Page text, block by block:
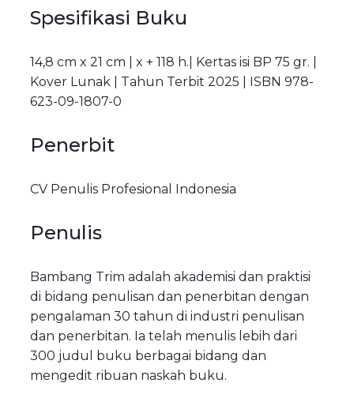
Spesifikasi Buku
14,8 cm x 21 cm | x + 118 h. | Kertas isi BP 75 gr. |
Kover Lunak | Tahun Terbit 2025 | ISBN 978-
623-09-1807-0
Penerbit
CV Penulis Profesional Indonesia
Penulis
Bambang Trim adalah akademisi dan praktisi
di bidang penulisan dan penerbitan dengan
pengalaman 30 tahun di industri penulisan
dan penerbitan. Ia telah menulis lebih dari
300 judul buku berbagai bidang dan
mengedit ribuan naskah buku.